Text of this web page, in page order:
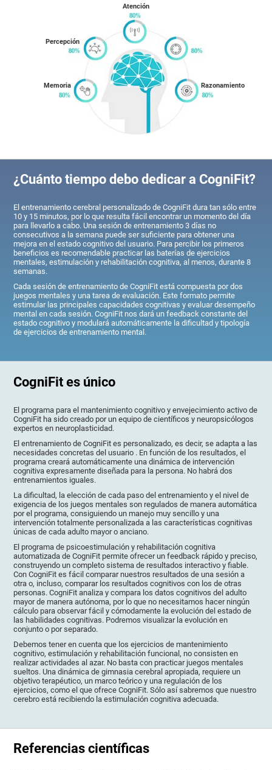
Memoria
Percepción
Atención
Razonamiento
¿Cuánto tiempo debo dedicar a CogniFit?
El entrenamiento cerebral personalizado de CogniFit dura tan sólo entre
10 y 15 minutos, por lo que resulta fácil encontrar un momento del día
para llevarlo a cabo. Una sesión de entrenamiento 3 días no
consecutivos a la semana puede ser suficiente para obtener una
mejora en el estado cognitivo del usuario. Para percibir los primeros
beneficios es recomendable practicar las baterías de ejercicios
mentales, estimulación y rehabilitación cognitiva, al menos, durante 8
semanas.
Cada sesión de entrenamiento de CogniFit está compuesta por dos
juegos mentales y una tarea de evaluación. Este formato permite
estimular las principales capacidades cognitivas y evaluar desempeño
mental en cada sesión. CogniFit nos dará un feedback constante del
estado cognitivo y modulará automáticamente la dificultad y tipología
de ejercicios de entrenamiento mental.
CogniFit es único
El programa para el mantenimiento cognitivo y envejecimiento activo de
CogniFit ha sido creado por un equipo de científicos y neuropsicólogos
expertos en neuroplasticidad.
El entrenamiento de CogniFit es personalizado, es decir, se adapta a las
necesidades concretas del usuario . En función de los resultados, el
programa creará automáticamente una dinámica de intervención
cognitiva expresamente diseñada para la persona. No habrá dos
entrenamientos iguales.
La dificultad, la elección de cada paso del entrenamiento y el nivel de
exigencia de los juegos mentales son regulados de manera automática
por el programa, consiguiendo un manejo muy sencillo y una
intervención totalmente personalizada a las características cognitivas
únicas de cada adulto mayor o anciano.
El programa de psicoestimulación y rehabilitación cognitiva
automatizada de CogniFit permite ofrecer un feedback rápido y preciso,
construyendo un completo sistema de resultados interactivo y fiable.
Con CogniFit es fácil comparar nuestros resultados de una sesión a
otra o, incluso, comparar los resultados cognitivos con los de otras
personas. CogniFit analiza y compara los datos cognitivos del adulto
mayor de manera autónoma, por lo que no necesitamos hacer ningún
cálculo para observar fácil y cómodamente la evolución del estado de
las habilidades cognitivas. Podremos visualizar la evolución en
conjunto o por separado.
Debemos tener en cuenta que los ejercicios de mantenimiento
cognitivo, estimulación y rehabilitación funcional, no consisten en
realizar actividades al azar. No basta con practicar juegos mentales
sueltos. Una dinámica de gimnasia cerebral apropiada, requiere un
objetivo terapéutico, un marco teórico y una regulación de los
ejercicios, como el que ofrece CogniFit. Sólo así sabremos que nuestro
cerebro está recibiendo la estimulación cognitiva adecuada.
Referencias científicas